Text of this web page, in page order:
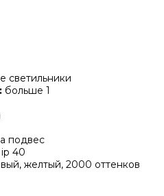
светильники
больше 1
подвес
ip 40
желтый, 2000 оттенков